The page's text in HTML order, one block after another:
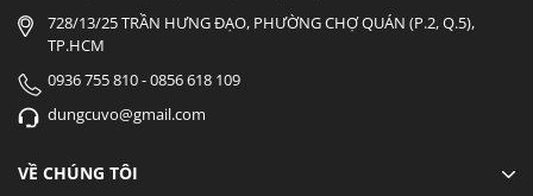
728/13/25 TRẦN HƯNG ĐẠO, PHƯỜNG CHỢ QUÁN (P.2, Q.5),
TP.HCM
0936 755 810 - 0856 618 109
dungcuvo@gmail.com
VỀ CHÚNG TÔI